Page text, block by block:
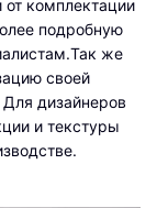
от комплектации
подробную
Так же
своей
дизайнеров
и текстуры